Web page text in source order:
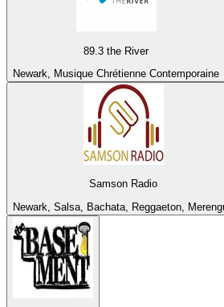
89.3 the River
Newark, Musique Chrétienne Contemporaine
Samson Radio
Newark, Salsa, Bachata, Reggaeton,